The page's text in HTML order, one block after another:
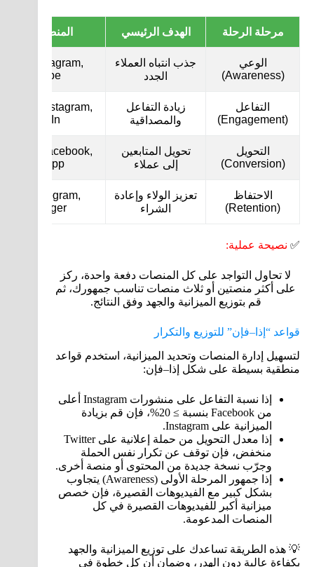
مرحلة الرحلة الهدف الرئيسي المنصة المثالية
الوعي
(Awareness)
جذب انتباه العملاء
الجدد
Instagram,
YouTube
التفاعل
(Engagement)
زيادة التفاعل
والمصداقية
Instagram,
LinkedIn
التحويل
(Conversion)
تحويل المتابعين
إلى عملاء
Facebook,
WhatsApp
الاحتفاظ
(Retention)
تعزيز الولاء وإعادة
الشراء
Telegram,
Messenger
✅ نصيحة عملية:
لا تحاول التواجد على كل المنصات دفعة واحدة، ركز
على أكثر منصتين أو ثلاث منصات تناسب جمهورك، ثم
قم بتوزيع الميزانية والجهد وفق النتائج.
قواعد “إذا–فإن” للتوزيع والتكرار
لتسهيل إدارة المنصات وتحديد الميزانية، استخدم قواعد
منطقية بسيطة على شكل إذا–فإن:
إذا نسبة التفاعل على منشورات Instagram أعلى
من Facebook بنسبة ≥ 20%، فإن قم بزيادة
الميزانية على Instagram.
إذا معدل التحويل من حملة إعلانية على Twitter
منخفض، فإن توقف عن تكرار نفس الحملة
وجرّب نسخة جديدة من المحتوى أو منصة أخرى.
إذا جمهور المرحلة الأولى (Awareness) يتجاوب
بشكل كبير مع الفيديوهات القصيرة، فإن خصص
ميزانية أكبر للفيديوهات القصيرة في كل
المنصات المدعومة.
💡 هذه الطريقة تساعدك على توزيع الميزانية والجهد
بكفاءة عالية دون الهدر، وضمان أن كل خطوة في